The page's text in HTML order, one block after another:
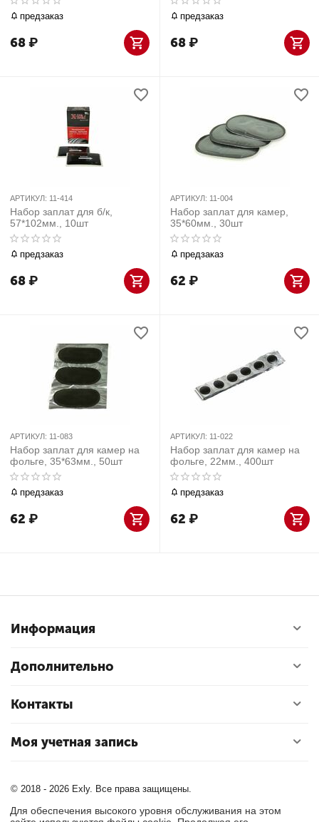
предзаказ
68₽
предзаказ
68₽
АРТИКУЛ: 11-414
Набор заплат для б/к,
57*102мм., 10шт
предзаказ
68₽
АРТИКУЛ: 11-004
Набор заплат для камер,
35*60мм., 30шт
предзаказ
62 ₽
АРТИКУЛ: 11-083
Набор заплат для камер на
фольге, 35*63мм., 50шт
предзаказ
62 ₽
АРТИКУЛ: 11-022
Набор заплат для камер на
фольге, 22мм., 400шт
предзаказ
62 ₽
Информация
Дополнительно
Контакты
Моя учетная запись
© 2018 - 2026 Exly. Все права защищены.
Для обеспечения высокого уровня обслуживания на этом